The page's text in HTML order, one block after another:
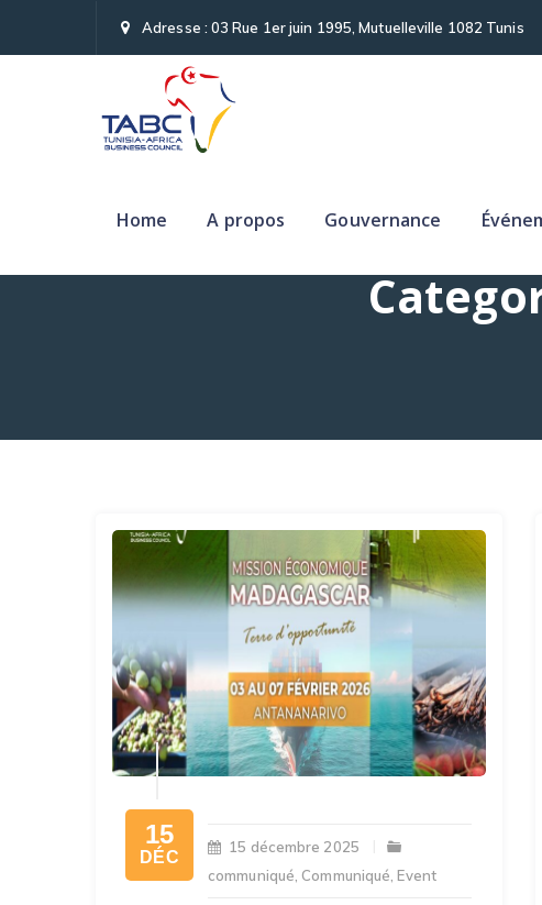
Adresse : 03 Rue 1er juin 1995, Mutuelleville 1082 Tunis
Home A propos Gouvernance
15
DÉC
15 décembre 2025
communiqué Communiqué ,Event